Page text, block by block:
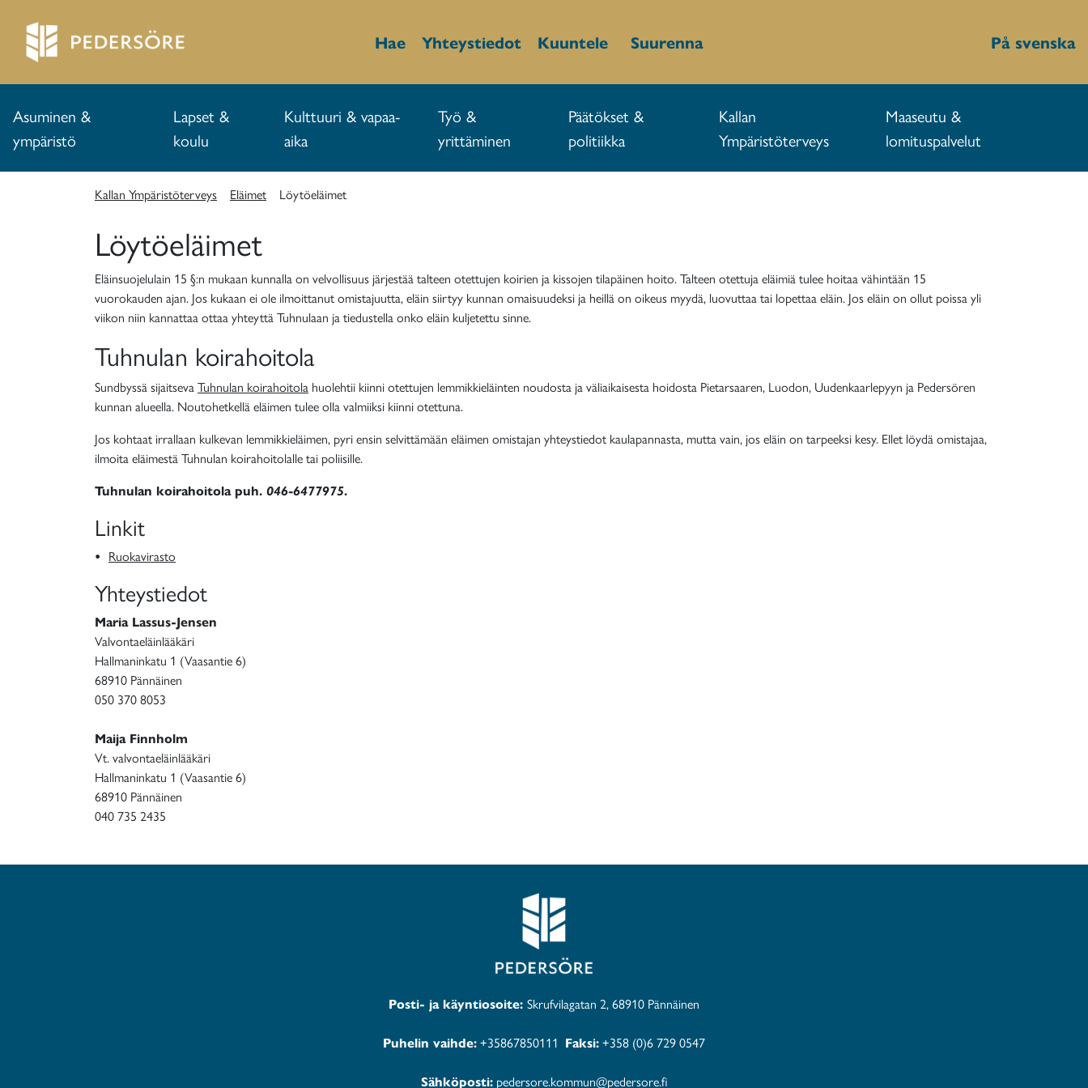
Hae Yhteystiedot Kuuntele Suurenna På svenska
Asuminen &
ympäristö
Lapset &
koulu
Kulttuuri & vapaa-
aika
Työ &
yrittäminen
Päätökset &
politiikka
Kallan
Ympäristöterveys
Maaseutu &
lomituspalvelut
Kallan Ympäristöterveys Eläimet Löytöeläimet
Löytöeläimet
Eläinsuojelulain 15 §:n mukaan kunnalla on velvollisuus järjestää talteen otettujen koirien ja kissojen tilapäinen hoito. Talteen otettuja eläimiä tulee hoitaa vähintään 15
vuorokauden ajan. Jos kukaan ei ole ilmoittanut omistajuutta, eläin siirtyy kunnan omaisuudeksi ja heillä on oikeus myydä, luovuttaa tai lopettaa eläin. Jos eläin on ollut poissa yli
viikon niin kannattaa ottaa yhteyttä Tuhnulaan ja tiedustella onko eläin kuljetettu sinne.
Tuhnulan koirahoitola
Sundbyssä sijaitsevaTuhnulan koirahoitola huolehtii kiinni otettujen lemmikkieläinten noudosta ja väliaikaisesta hoidosta Pietarsaaren, Luodon, Uudenkaarlepyyn ja Pedersören
kunnan alueella. Noutohetkellä eläimen tulee olla valmiiksi kiinni otettuna.
Jos kohtaat irrallaan kulkevan lemmikkieläimen, pyri ensin selvittämään eläimen omistajan yhteystiedot kaulapannasta, mutta vain, jos eläin on tarpeeksi kesy. Ellet löydä omistajaa,
ilmoita eläimestä Tuhnulan koirahoitolalle tai poliisille.
Tuhnulan koirahoitola puh. 046-6477975.
Linkit
• Ruokavirasto
Yhteystiedot
Maria Lassus-Jensen
Valvontaeläinlääkäri
Hallmaninkatu 1 (Vaasantie 6)
68910 Pännäinen
050 370 8053
Maija Finnholm
Vt. valvontaeläinlääkäri
Hallmaninkatu 1 (Vaasantie 6)
68910 Pännäinen
040 735 2435
Posti- ja käyntiosoite: Skrufvilagatan 2, 68910 Pännäinen
Puhelin vaihde:+35867850111 Faksi:+358 (0)6 729 0547
Sähköposti: pedersore.kommun@pedersore.fi